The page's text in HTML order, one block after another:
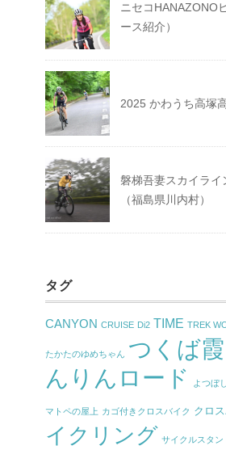
ニセコHANAZONO
ース紹介）
2025 かわうち高塚
磐梯吾妻スカイライ
（福島県川内村）
タグ
CANYON CRUISE Di2 TIME TREK
たかたのゆめちゃん つくば
んりんロード
よつぼし
マトペの屋上 カゴ付きクロスバイク クロ
イクリング サイクルスタ